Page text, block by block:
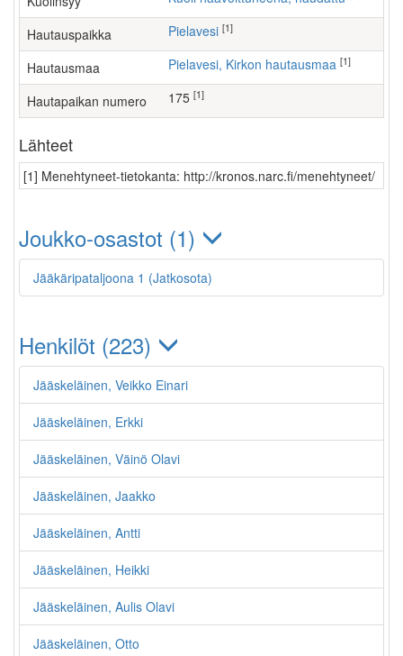
Hautauspaikka Pielavesi [1]
Hautausmaa Pielavesi, Kirkon hautausmaa [1]
Hautapaikan numero 175 [1]
Lähteet
[1] Menehtyneet-tietokanta: http://kronos.narc.fi/menehtyneet/
Joukko-osastot (1)
Jääkäripataljoona 1 (Jatkosota)
Henkilöt (223)
Jääskeläinen, Veikko Einari
Jääskeläinen, Erkki
Jääskeläinen, Väinö Olavi
Jääskeläinen, Jaakko
Jääskeläinen, Antti
Jääskeläinen, Heikki
Jääskeläinen, Aulis Olavi
Jääskeläinen, Otto